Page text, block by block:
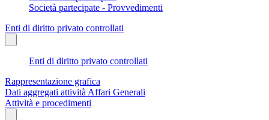
Società partecipate - Provvedimenti
Enti di diritto privato controllati
Enti di diritto privato controllati
Rappresentazione grafica
Dati aggregati attività Affari Generali
Attività e procedimenti